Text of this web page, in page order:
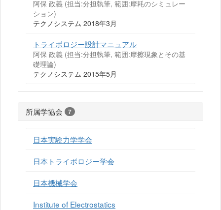
阿保 政義 (担当:分担執筆, 範囲:摩耗のシミュレー
ション)
テクノシステム 2018年3月
トライボロジー設計マニュアル
阿保 政義 (担当:分担執筆, 範囲:摩擦現象とその基
礎理論)
テクノシステム 2015年5月
所属学協会 7
日本実験力学学会
日本トライボロジー学会
日本機械学会
Institute of Electrostatics